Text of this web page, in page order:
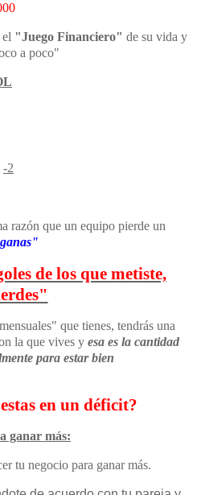
el "Juego Financiero" de su vida y
a poco"
-2
razón que un equipo pierde un
de los que metiste,
que tienes, tendrás una
la que vives y esa es la cantidad
para estar bien
en un déficit?
ganar más:
tu negocio para ganar más.